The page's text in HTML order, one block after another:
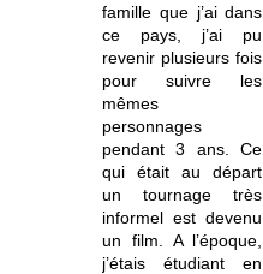
famille que j’ai dans
ce pays, j’ai pu
revenir plusieurs fois
pour suivre les
mêmes
personnages
pendant 3 ans. Ce
qui était au départ
un tournage très
informel est devenu
un film. A l’époque,
j’étais étudiant en